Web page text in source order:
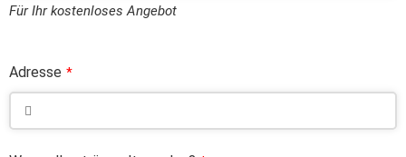
Für Ihr kostenloses Angebot
Adresse *